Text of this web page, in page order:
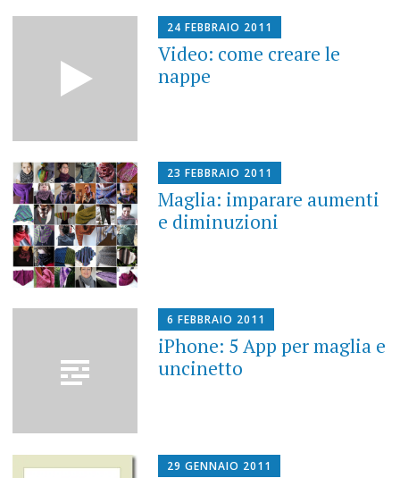
24 FEBBRAIO 2011
Video: come creare le
nappe
23 FEBBRAIO 2011
Maglia: imparare aumenti
e diminuzioni
6 FEBBRAIO 2011
iPhone: 5 App per maglia e
uncinetto
29 GENNAIO 2011